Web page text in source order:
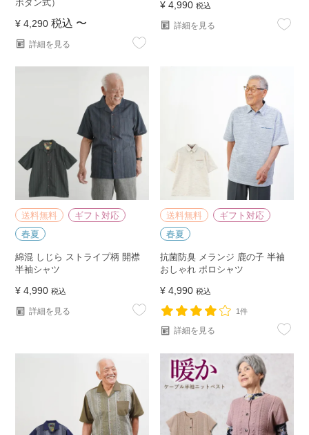
ボタン式）
¥ 4,290 税込 〜
詳細を見る
¥ 4,990 税込
詳細を見る
送料無料
ギフト対応
春夏
綿混 しじら ストライプ柄 開襟
半袖シャツ
¥ 4,990 税込
詳細を見る
送料無料
ギフト対応
春夏
抗菌防臭 メランジ 鹿の子 半袖
おしゃれ ポロシャツ
¥ 4,990 税込
1件
詳細を見る